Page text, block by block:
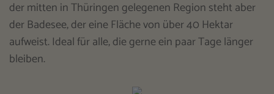
der mitten in Thüringen gelegenen Region steht aber
der Badesee, der eine Fläche von über 40 Hektar
aufweist. Ideal für alle, die gerne ein paar Tage länger
bleiben.